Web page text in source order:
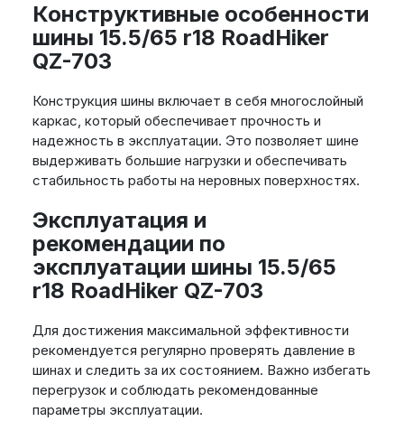
Конструктивные особенности
шины 15.5/65 r18 RoadHiker
QZ-703
Конструкция шины включает в себя многослойный
каркас, который обеспечивает прочность и
надежность в эксплуатации. Это позволяет шине
выдерживать большие нагрузки и обеспечивать
стабильность работы на неровных поверхностях.
Эксплуатация и
рекомендации по
эксплуатации шины 15.5/65
r18 RoadHiker QZ-703
Для достижения максимальной эффективности
рекомендуется регулярно проверять давление в
шинах и следить за их состоянием. Важно избегать
перегрузок и соблюдать рекомендованные
параметры эксплуатации.